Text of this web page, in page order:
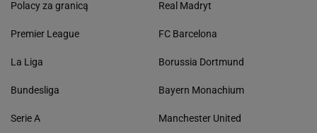
Polacy za granicą
Premier League
La Liga
Bundesliga
Serie A
Real Madryt
FC Barcelona
Borussia Dortmund
Bayern Monachium
Manchester United